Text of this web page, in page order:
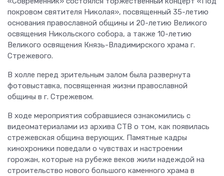
покровом святителя Николая», посвященный 35-летию
основания православной общины и 20-летию Великого
освящения Никольского собора, а также 10-летию
Великого освящения Князь-Владимирского храма г.
Стрежевого.
В холле перед зрительным залом была развернута
фотовыставка, посвященная жизни православной
общины в г. Стрежевом.
В ходе мероприятия собравшиеся ознакомились с
видеоматериалами из архива СТВ о том, как появилась
стрежевская община верующих. Памятные кадры
кинохроники поведали о чувствах и настроении
горожан, которые на рубеже веков жили надеждой на
строительство нового большого каменного храма в